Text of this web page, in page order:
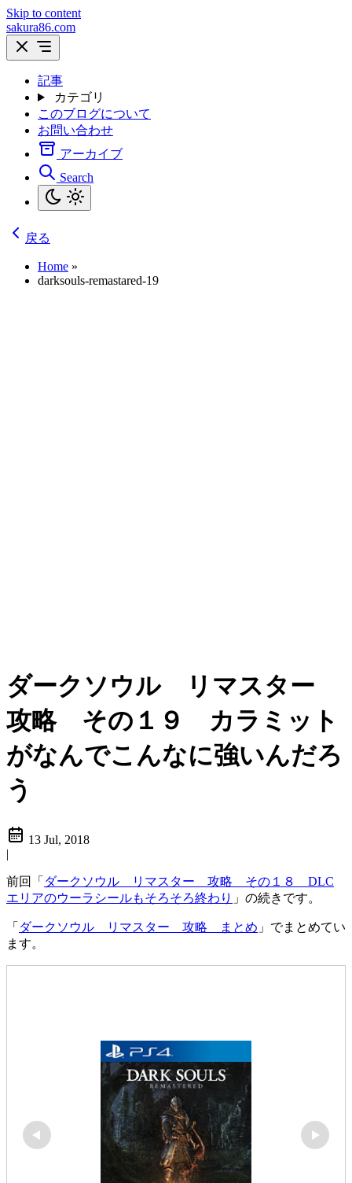
Skip to content
sakura86.com
記事
カテゴリ
このブログについて
お問い合わせ
アーカイブ
Search
戻る
Home »
darksouls-remastared-19
ダークソウル リマスター
攻略 その１９ カラミット
がなんでこんなに強いんだろ
う
13 Jul, 2018
|
前回「 ダークソウル リマスター 攻略 その１８ DLC
エリアのウーラシールもそろそろ終わり 」の続きです。
「 ダークソウル リマスター 攻略 まとめ 」でまとめてい
ます。